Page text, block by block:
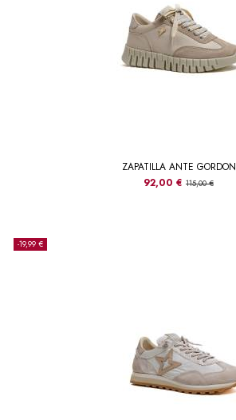
ZAPATILLA ANTE GORDON
92,00 € 115,00 €
-19,99 €